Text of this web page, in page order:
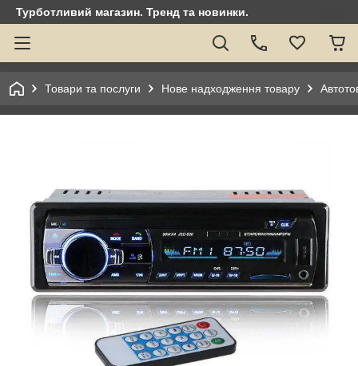
Турботливий магазин. Тренд та новинки.
Товари та послуги Нове надходження товару